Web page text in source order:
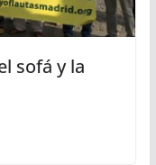
sofá y la